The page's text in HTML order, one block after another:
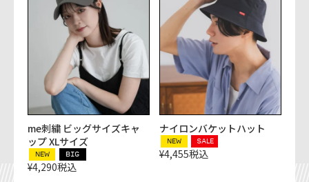
me刺繍 ビッグサイズキャ
ップ XLサイズ
NEW BIG
¥4,290税込
ナイロンバケットハット
NEW SALE
¥4,455税込